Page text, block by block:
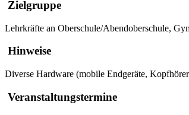
Zielgruppe
Lehrkräfte an Oberschule/Abendoberschule,
Hinweise
Diverse Hardware (mobile Endgeräte,
Veranstaltungstermine